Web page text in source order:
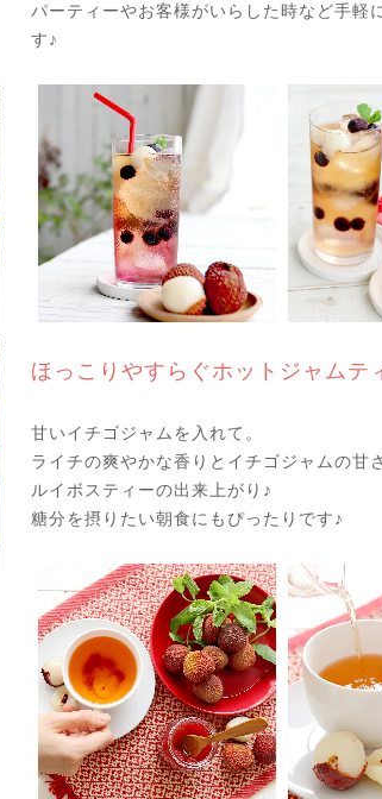
パーティーやお客様がいらした時など手軽
す♪
ほっこりやすらぐホットジャムテ
甘いイチゴジャムを入れて。
ライチの爽やかな香りとイチゴジャムの甘
ルイボスティーの出来上がり♪
糖分を摂りたい朝食にもぴったりです♪